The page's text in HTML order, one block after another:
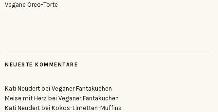
Vegane Oreo-Torte
NEUESTE KOMMENTARE
Kati Neudert bei Veganer Fantakuchen
Meise mit Herz bei Veganer Fantakuchen
Kati Neudert bei Kokos-Limetten-Muffins